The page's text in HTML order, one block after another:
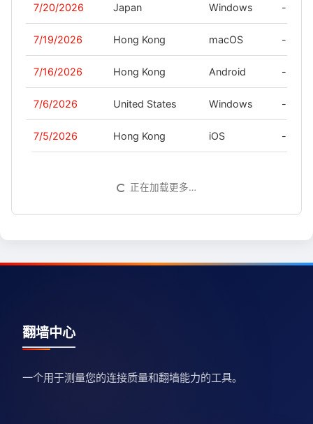
7/20/2026 Japan Windows -
7/19/2026 Hong Kong macOS -
7/16/2026 Hong Kong Android -
7/6/2026 United States Windows -
7/5/2026 Hong Kong iOS -
正在加载更多…
翻墙中心
一个用于测量您的连接质量和翻墙能力的工具。